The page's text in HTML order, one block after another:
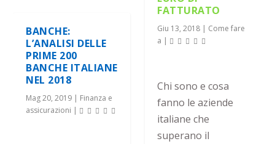
BANCHE:
L’ANALISI DELLE
PRIME 200
BANCHE ITALIANE
NEL 2018
Mag 20, 2019 | Finanza e
assicurazioni |
FATTURATO
Giu 13, 2018 | Come fare
a |
Chi sono e cosa
fanno le aziende
italiane che
superano il